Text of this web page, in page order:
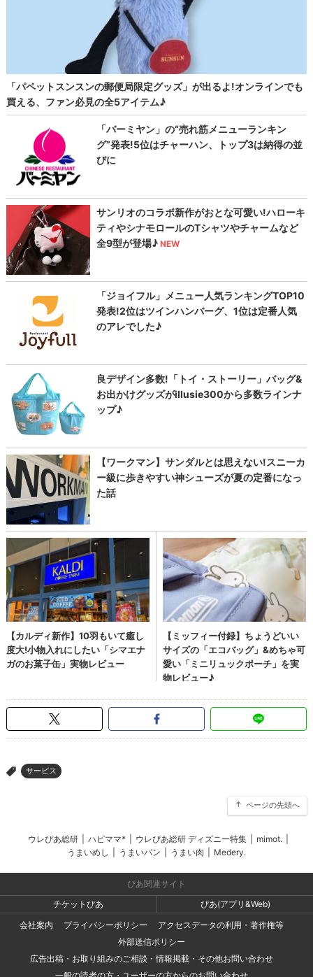
> サービス
ページの先頭へ
ウレぴあ総研 ハピママ* ウレぴあ総研 ディズニー特集 mimot.
うまいめし
うまいパン うまい肉 Medery.
ぴあ関連サイト
チケットぴあ
ぴあ(アプリ&Web)
会社案内
プライバシーポリシー
アクセスデータの利用・著作権等
外部送信ポリシー
広告出稿・お取り組みのご相談・情報掲載・その他お問い合わせ